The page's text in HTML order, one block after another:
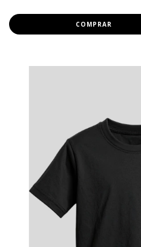
COMPRAR